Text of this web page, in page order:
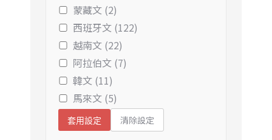
蒙藏文 (2)
西班牙文 (122)
越南文 (22)
阿拉伯文 (7)
韓文 (11)
馬來文 (5)
套用設定 清除設定